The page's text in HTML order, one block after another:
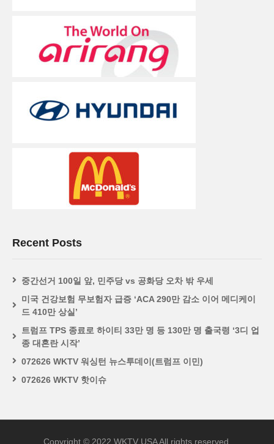
Recent Posts
중간선거 100일 앞, 민주당 vs 공화당 오차 밖 우세
미국 건강보험 무보험자 급증 ‘ACA 290만 감소 이어 메디케이
드 410만 상실’
트럼프 TPS 종료로 하이티 33만 명 등 130만 명 출국령 ‘3디 업
종 대혼란 시작’
072626 WKTV 워싱턴 뉴스투데이(트럼프 이민)
072626 WKTV 핫이슈
Copyright © 2022 WKTV USA All rights reserved.